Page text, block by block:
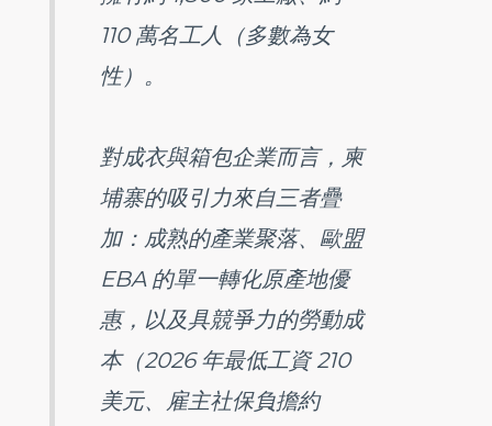
110 萬名工人（多數為女
性）。
對成衣與箱包企業而言，柬
埔寨的吸引力來自三者疊
加：成熟的產業聚落、歐盟
EBA 的單一轉化原產地優
惠，以及具競爭力的勞動成
本（2026 年最低工資 210
美元、雇主社保負擔約